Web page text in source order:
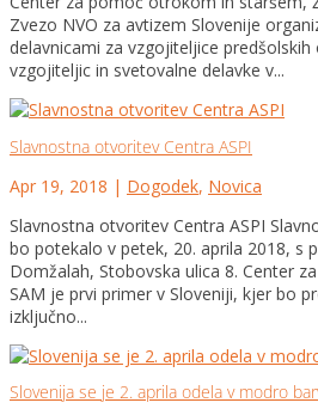
Zvezo NVO za avtizem Slovenije
delavnicami za vzgojiteljice
vzgojiteljic in svetovalne delavke v...
Slavnostna otvoritev Centra ASPI
Apr 19, 2018 | Dogodek, Novica
Slavnostna otvoritev Centra ASPI
bo potekalo v petek, 20. aprila 2018, s
Domžalah, Stobovska ulica 8. Center
SAM je prvi primer v Sloveniji, kjer bo
izključno...
Slovenija se je 2. aprila odela v modro